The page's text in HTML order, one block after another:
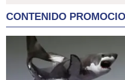
CONTENIDO